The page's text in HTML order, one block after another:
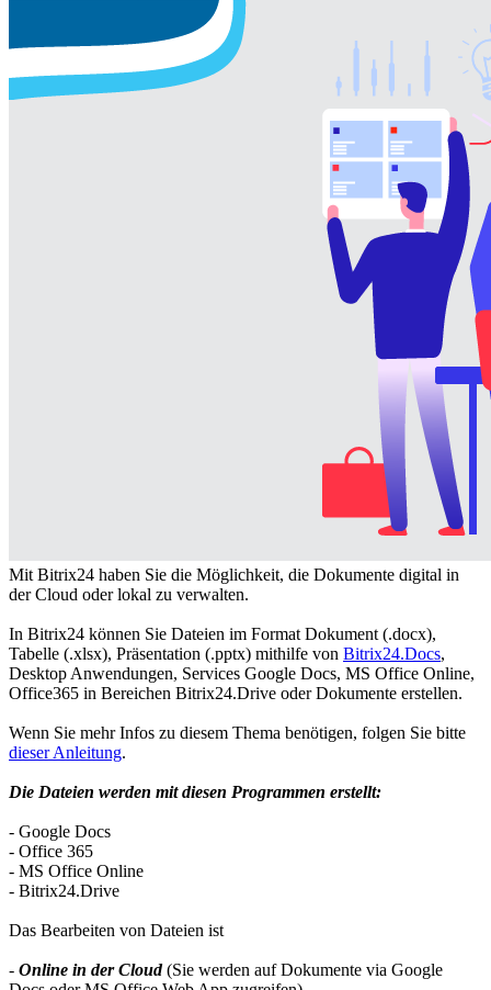
Mit Bitrix24 haben Sie die Möglichkeit, die Dokumente digital in
der Cloud oder lokal zu verwalten.
In Bitrix24 können Sie Dateien im Format Dokument (.docх),
Tabelle (.xlsх), Präsentation (.pptх) mithilfe von Bitrix24.Docs,
Desktop Anwendungen, Services Google Docs, MS Office Online,
Office365 in Bereichen Bitrix24.Drive oder Dokumente erstellen.
Wenn Sie mehr Infos zu diesem Thema benötigen, folgen Sie bitte
dieser Anleitung.
Die Dateien werden mit diesen Programmen erstellt:
- Google Docs
- Office 365
- MS Office Online
- Bitrix24.Drive
Das Bearbeiten von Dateien ist
- Online in der Cloud(Sie werden auf Dokumente via Google